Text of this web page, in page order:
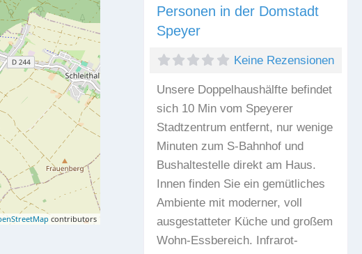
contributors
Personen in der Domstadt
Speyer
Keine Rezensionen
Unsere Doppelhaushälfte befindet
sich 10 Min vom Speyerer
Stadtzentrum entfernt, nur wenige
Minuten zum S-Bahnhof und
Bushaltestelle direkt am Haus.
Innen finden Sie ein gemütliches
Ambiente mit moderner, voll
ausgestatteter Küche und großem
Wohn-Essbereich. Infrarot-